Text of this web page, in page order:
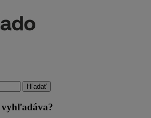
vyhľadáva?